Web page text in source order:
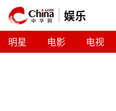
娱乐
明星 电影 电视